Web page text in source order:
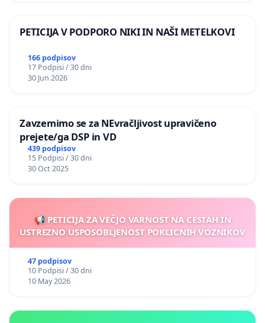
PETICIJA V PODPORO NIKI IN NAŠI METELKOVI
166 podpisov
17 Podpisi / 30 dni
30 Jun 2026
Zavzemimo se za NEvračljivost upravičeno
prejete/ga DSP in VD
439 podpisov
15 Podpisi / 30 dni
30 Oct 2025
📢 PETICIJA ZA VEČJO VARNOST NA CESTAH IN
USTREZNO USPOSOBLJENOST POKLICNIH VOZNIKOV
47 podpisov
10 Podpisi / 30 dni
10 May 2026